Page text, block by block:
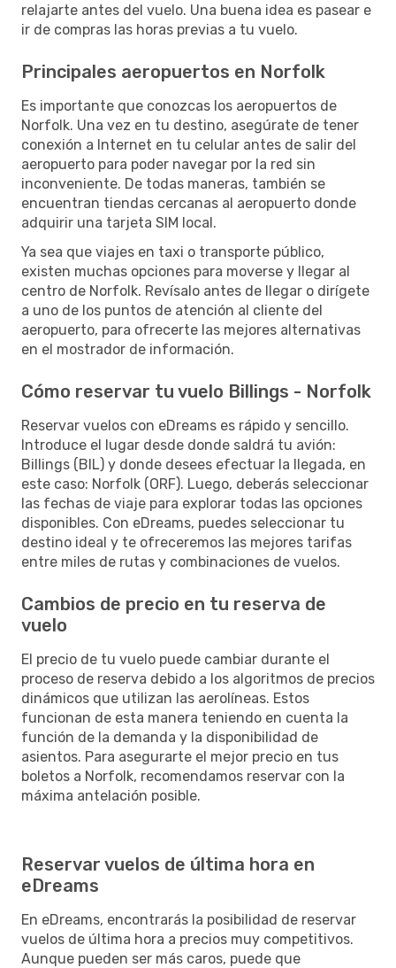
relajarte antes del vuelo. Una buena idea es pasear e
ir de compras las horas previas a tu vuelo.
Principales aeropuertos en Norfolk
Es importante que conozcas los aeropuertos de
Norfolk. Una vez en tu destino, asegúrate de tener
conexión a Internet en tu celular antes de salir del
aeropuerto para poder navegar por la red sin
inconveniente. De todas maneras, también se
encuentran tiendas cercanas al aeropuerto donde
adquirir una tarjeta SIM local.
Ya sea que viajes en taxi o transporte público,
existen muchas opciones para moverse y llegar al
centro de Norfolk. Revísalo antes de llegar o dirígete
a uno de los puntos de atención al cliente del
aeropuerto, para ofrecerte las mejores alternativas
en el mostrador de información.
Cómo reservar tu vuelo Billings - Norfolk
Reservar vuelos con eDreams es rápido y sencillo.
Introduce el lugar desde donde saldrá tu avión:
Billings (BIL) y donde desees efectuar la llegada, en
este caso: Norfolk (ORF). Luego, deberás seleccionar
las fechas de viaje para explorar todas las opciones
disponibles. Con eDreams, puedes seleccionar tu
destino ideal y te ofreceremos las mejores tarifas
entre miles de rutas y combinaciones de vuelos.
Cambios de precio en tu reserva de
vuelo
El precio de tu vuelo puede cambiar durante el
proceso de reserva debido a los algoritmos de precios
dinámicos que utilizan las aerolíneas. Estos
funcionan de esta manera teniendo en cuenta la
función de la demanda y la disponibilidad de
asientos. Para asegurarte el mejor precio en tus
boletos a Norfolk, recomendamos reservar con la
máxima antelación posible.
Reservar vuelos de última hora en
eDreams
En eDreams, encontrarás la posibilidad de reservar
vuelos de última hora a precios muy competitivos.
Aunque pueden ser más caros, puede que